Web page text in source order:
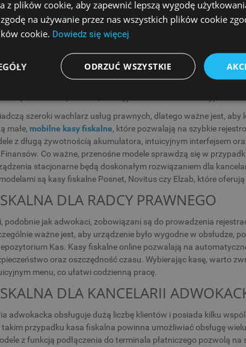
specyfiki pracy prawnika. Odpowiedni wybór urządzenia
jakie rozwiązania będą dla Ciebie najlepsze. W ofercie ESC
łatwość obsługi oraz zgodność z obowiązującymi przepisami.
DLA ADWOKATA
usługi na rzecz klientów indywidualnych są
urządzenia powinien uwzględniać zarówno
urządzenia kompaktowe, intuicyjne w obsłudze oraz
szeroki wachlarz usług prawnych, dlatego ważne jest,
małe, mobilne kasy fiskalne, które pozwalają na szybkie
z długą żywotnością akumulatora, intuicyjnym interfejsem
Co ważne, przenośne modele sprawdzą się w
stacjonarne będą doskonałym rozwiązaniem dla
są kasy fiskalne Posnet, Novitus czy Elzab, które
DLA RADCY PRAWNEGO
podobnie jak adwokaci, zobowiązani są do prowadzenia
ważne jest, aby urządzenie było wygodne w obsłudze,
Kas. Kasy fiskalne online pozwalają na
oraz oszczędność czasu. Wybierając kasę, warto
menu, co ułatwi codzienną pracę.
DLA KANCELARII
adwokacka obsługuje dużą liczbę klientów i posiada kilku
takim przypadku kasa fiskalna powinna umożliwiać obsługę
z funkcją podłączenia do terminala płatniczego pozwolą
z plików cookie, aby zapewnić lepszą wygodę
na używanie przez nas wszystkich plików cookie
cookie. Dowiedz się więcej
ODRZUĆ WSZYSTKIE